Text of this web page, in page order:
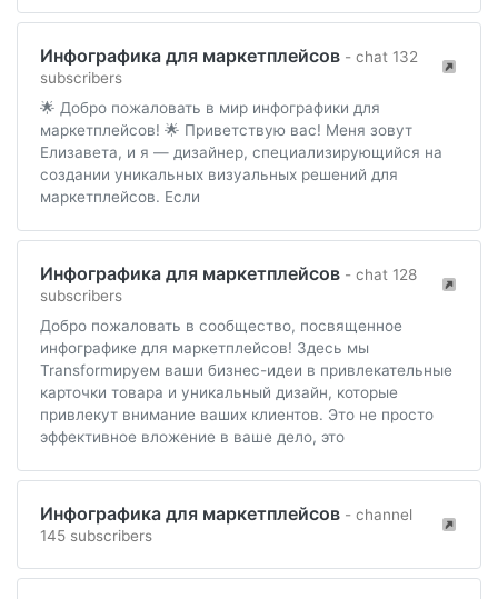
Инфографика для маркетплейсов - chat 132
subscribers
🌟 Добро пожаловать в мир инфографики для
маркетплейсов! 🌟 Приветствую вас! Меня зовут
Елизавета, и я — дизайнер, специализирующийся на
создании уникальных визуальных решений для
маркетплейсов. Если
Инфографика для маркетплейсов - chat 128
subscribers
Добро пожаловать в сообщество, посвященное
инфографике для маркетплейсов! Здесь мы
Transformируем ваши бизнес-идеи в привлекательные
карточки товара и уникальный дизайн, которые
привлекут внимание ваших клиентов. Это не просто
эффективное вложение в ваше дело, это
Инфографика для маркетплейсов - channel
145 subscribers